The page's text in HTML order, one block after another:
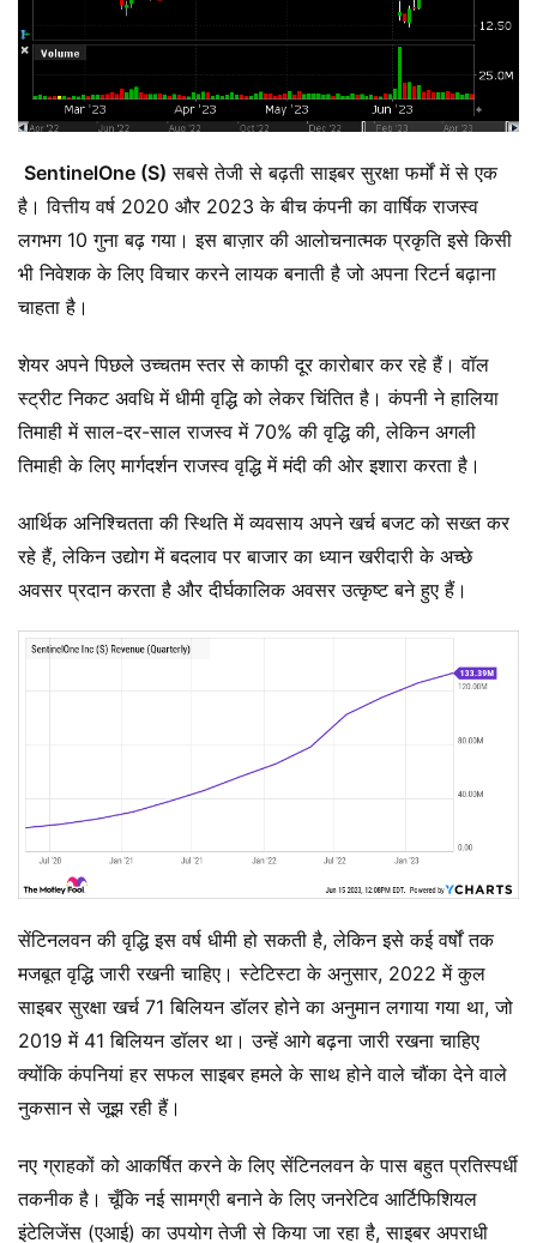
SentinelOne (S) सबसे तेजी से बढ़ती साइबर सुरक्षा फर्मों में से एक
है। वित्तीय वर्ष 2020 और 2023 के बीच कंपनी का वार्षिक राजस्व
लगभग 10 गुना बढ़ गया। इस बाज़ार की आलोचनात्मक प्रकृति इसे किसी
भी निवेशक के लिए विचार करने लायक बनाती है जो अपना रिटर्न बढ़ाना
चाहता है।
शेयर अपने पिछले उच्चतम स्तर से काफी दूर कारोबार कर रहे हैं। वॉल
स्ट्रीट निकट अवधि में धीमी वृद्धि को लेकर चिंतित है। कंपनी ने हालिया
तिमाही में साल-दर-साल राजस्व में 70% की वृद्धि की, लेकिन अगली
तिमाही के लिए मार्गदर्शन राजस्व वृद्धि में मंदी की ओर इशारा करता है।
आर्थिक अनिश्चितता की स्थिति में व्यवसाय अपने खर्च बजट को सख्त कर
रहे हैं, लेकिन उद्योग में बदलाव पर बाजार का ध्यान खरीदारी के अच्छे
अवसर प्रदान करता है और दीर्घकालिक अवसर उत्कृष्ट बने हुए हैं।
सेंटिनलवन की वृद्धि इस वर्ष धीमी हो सकती है, लेकिन इसे कई वर्षों तक
मजबूत वृद्धि जारी रखनी चाहिए। स्टेटिस्टा के अनुसार, 2022 में कुल
साइबर सुरक्षा खर्च 71 बिलियन डॉलर होने का अनुमान लगाया गया था, जो
2019 में 41 बिलियन डॉलर था। उन्हें आगे बढ़ना जारी रखना चाहिए
क्योंकि कंपनियां हर सफल साइबर हमले के साथ होने वाले चौंका देने वाले
नुकसान से जूझ रही हैं।
नए ग्राहकों को आकर्षित करने के लिए सेंटिनलवन के पास बहुत प्रतिस्पर्धी
तकनीक है। चूँकि नई सामग्री बनाने के लिए जनरेटिव आर्टिफिशियल
इंटेलिजेंस (एआई) का उपयोग तेजी से किया जा रहा है, साइबर अपराधी